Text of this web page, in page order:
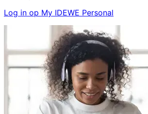
Log in op My IDEWE Personal